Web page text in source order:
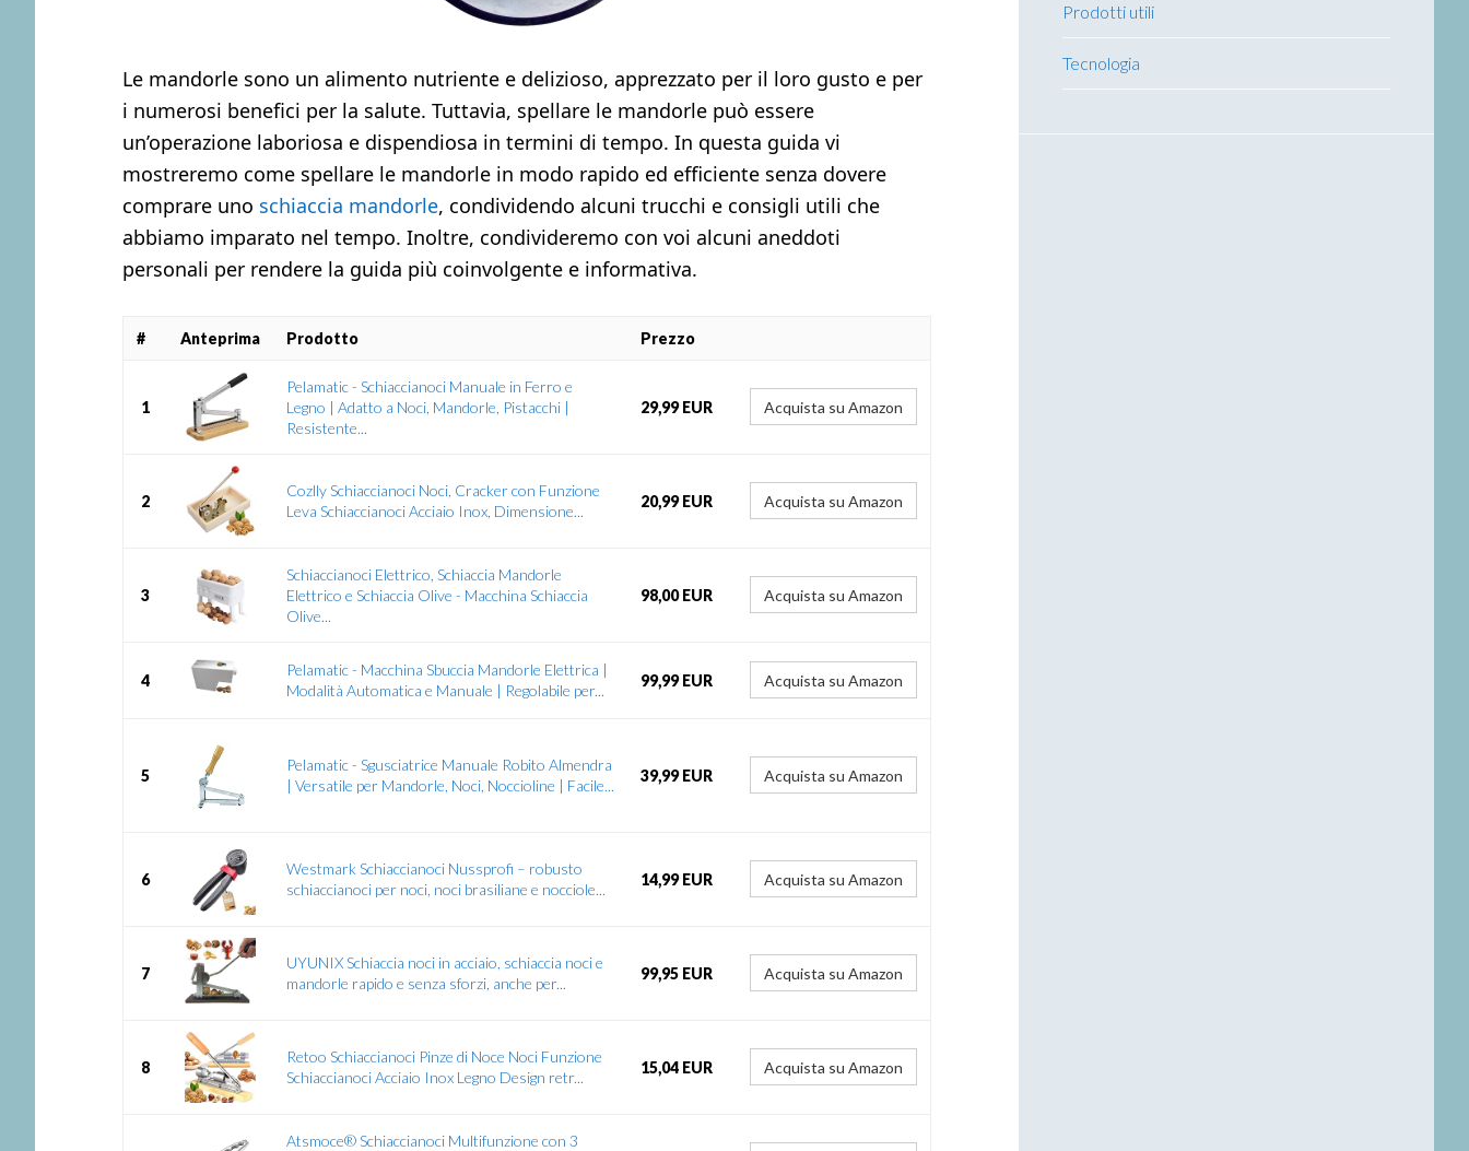
Le mandorle sono un alimento nutriente e delizioso, apprezzato per il loro gusto e per
i numerosi benefici per la salute. Tuttavia, spellare le mandorle può essere
un’operazione laboriosa e dispendiosa in termini di tempo. In questa guida vi
mostreremo come spellare le mandorle in modo rapido ed efficiente senza dovere
comprare uno schiaccia mandorle, condividendo alcuni trucchi e consigli utili che
abbiamo imparato nel tempo. Inoltre, condivideremo con voi alcuni aneddoti
personali per rendere la guida più coinvolgente e informativa.
# Anteprima Prodotto Prezzo
1
Pelamatic - Schiaccianoci Manuale in Ferro e
Legno | Adatto a Noci, Mandorle, Pistacchi |
Resistente...
29,99 EUR Acquista su Amazon
2
Cozlly Schiaccianoci Noci, Cracker con Funzione
Leva Schiaccianoci Acciaio Inox, Dimensione...
20,99 EUR Acquista su Amazon
3
Schiaccianoci Elettrico, Schiaccia Mandorle
Elettrico e Schiaccia Olive - Macchina Schiaccia
Olive...
98,00 EUR Acquista su Amazon
4
Pelamatic - Macchina Sbuccia Mandorle Elettrica |
Modalità Automatica e Manuale | Regolabile per...
99,99 EUR Acquista su Amazon
5
Pelamatic - Sgusciatrice Manuale Robito Almendra
| Versatile per Mandorle, Noci, Noccioline | Facile...
39,99 EUR Acquista su Amazon
6
Westmark Schiaccianoci Nussprofi – robusto
schiaccianoci per noci, noci brasiliane e nocciole...
14,99 EUR Acquista su Amazon
7
UYUNIX Schiaccia noci in acciaio, schiaccia noci e
mandorle rapido e senza sforzi, anche per...
99,95 EUR Acquista su Amazon
8
Retoo Schiaccianoci Pinze di Noce Noci Funzione
Schiaccianoci Acciaio Inox Legno Design retr...
15,04 EUR Acquista su Amazon
Atsmoce® Schiaccianoci Multifunzione con 3
Prodotti utili
Tecnologia